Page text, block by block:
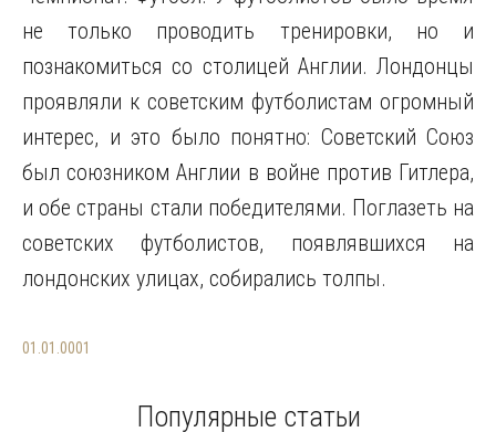
не только проводить тренировки, но и
познакомиться со столицей Англии. Лондонцы
проявляли к советским футболистам огромный
интерес, и это было понятно: Советский Союз
был союзником Англии в войне против Гитлера,
и обе страны стали победителями. Поглазеть на
советских футболистов, появлявшихся на
лондонских улицах, собирались толпы.
01.01.0001
Популярные статьи